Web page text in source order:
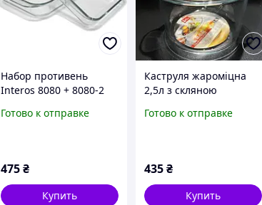
Набор противень
Interos 8080 + 8080-2
Готово к отправке
475₴
Купить
Каструля жароміцна
2,5л з скляною
Готово к отправке
435₴
Купить